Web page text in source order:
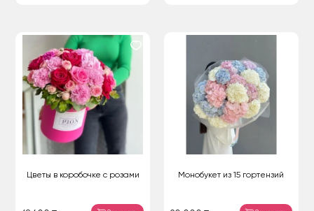
Цветы в коробочке с розами Монобукет из 15 гортензий